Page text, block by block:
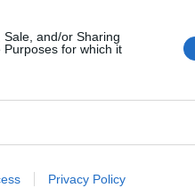
and/or Sharing
for which it
Privacy Policy